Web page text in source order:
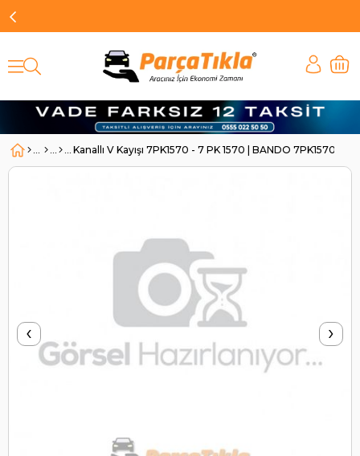
Kanallı V Kayışı 7PK1570 - 7 PK 1570 | BANDO 7PK1570
‹ ›